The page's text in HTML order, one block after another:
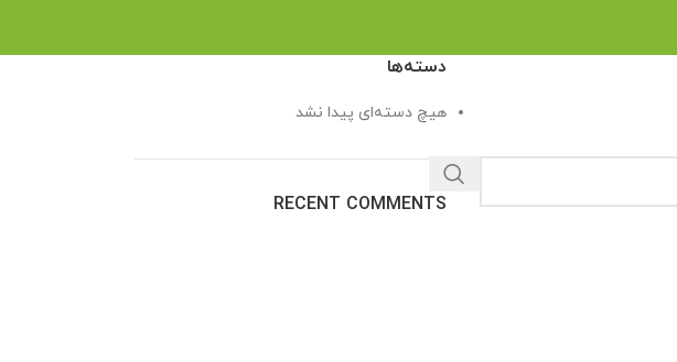
دسته‌ها
هیچ دسته‌ای پیدا نشد
RECENT COMMENTS